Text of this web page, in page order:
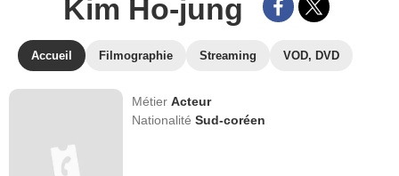
Kim Ho-jung
Accueil Filmographie Streaming VOD, DVD
MétierActeur
NationalitéSud-coréen